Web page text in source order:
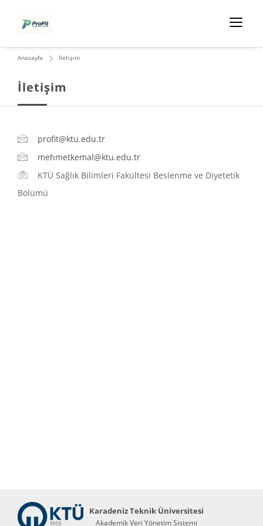
İletişim
Anasayfa İletişim
profit@ktu.edu.tr
mehmetkemal@ktu.edu.tr
KTÜ Sağlık Bilimleri Fakültesi Beslenme ve Diyetetik
Bölümü
Karadeniz Teknik Üniversitesi
Akademik Veri Yönetim Sistemi